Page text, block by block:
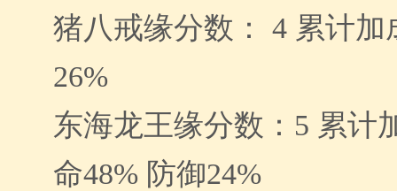
猪八戒缘分数： 4 累计加
26%
东海龙王缘分数：5 累计
命48% 防御24%